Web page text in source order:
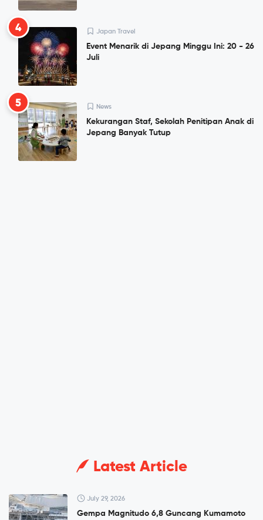
4 Japan Travel
Event Menarik di Jepang Minggu Ini: 20 - 26
Juli
5 News
Kekurangan Staf, Sekolah Penitipan Anak di
Jepang Banyak Tutup
Latest Article
July 29, 2026
Gempa Magnitudo 6,8 Guncang Kumamoto